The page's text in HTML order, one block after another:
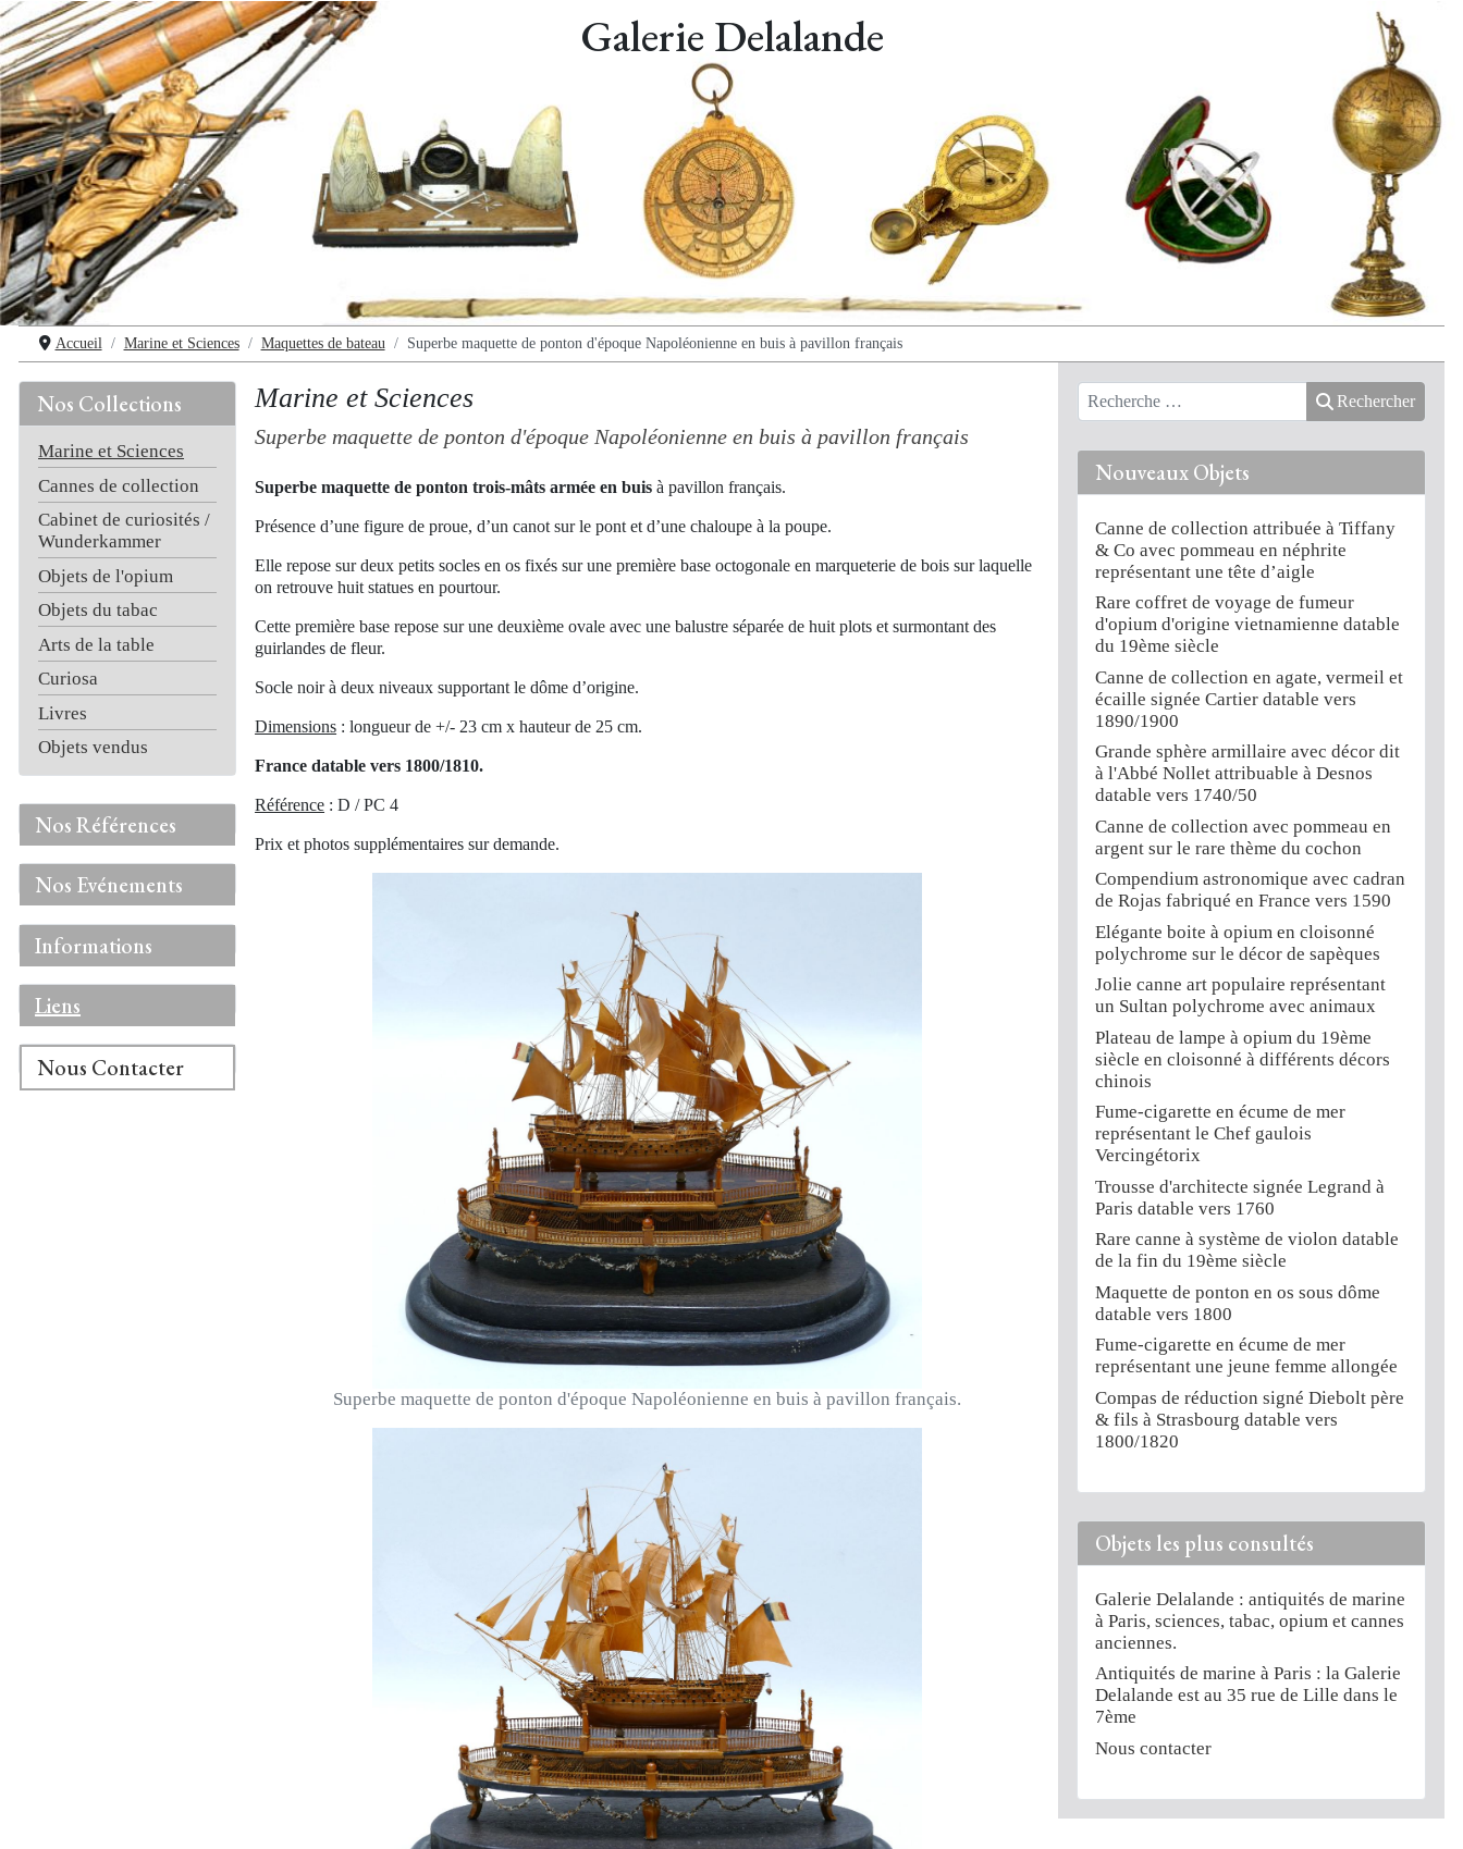
Galerie Delalande
Accueil Marine et Sciences Maquettes de bateau Superbe maquette de ponton d'époque Napoléonienne en buis à pavillon français
Nos Collections
Marine et Sciences
Cannes de collection
Cabinet de curiosités /
Wunderkammer
Objets de l'opium
Objets du tabac
Arts de la table
Curiosa
Livres
Objets vendus
Nos Références
Nos Evénements
Informations
Liens
Nous Contacter
Marine et Sciences
Superbe maquette de ponton d'époque Napoléonienne en buis à pavillon français
Superbe maquette de ponton trois-mâts armée en buis à pavillon français.
Présence d’une figure de proue, d’un canot sur le pont et d’une chaloupe à la poupe.
Elle repose sur deux petits socles en os fixés sur une première base octogonale en marqueterie de bois sur laquelle
on retrouve huit statues en pourtour.
Cette première base repose sur une deuxième ovale avec une balustre séparée de huit plots et surmontant des
guirlandes de fleur.
Socle noir à deux niveaux supportant le dôme d’origine.
Dimensions : longueur de +/- 23 cm x hauteur de 25 cm.
France datable vers 1800/1810.
Référence : D / PC 4
Prix et photos supplémentaires sur demande.
Superbe maquette de ponton d'époque Napoléonienne en buis à pavillon français.
Rechercher
Nouveaux Objets
Canne de collection attribuée à Tiffany
& Co avec pommeau en néphrite
représentant une tête d’aigle
Rare coffret de voyage de fumeur
d'opium d'origine vietnamienne datable
du 19ème siècle
Canne de collection en agate, vermeil et
écaille signée Cartier datable vers
1890/1900
Grande sphère armillaire avec décor dit
à l'Abbé Nollet attribuable à Desnos
datable vers 1740/50
Canne de collection avec pommeau en
argent sur le rare thème du cochon
Compendium astronomique avec cadran
de Rojas fabriqué en France vers 1590
Elégante boite à opium en cloisonné
polychrome sur le décor de sapèques
Jolie canne art populaire représentant
un Sultan polychrome avec animaux
Plateau de lampe à opium du 19ème
siècle en cloisonné à différents décors
chinois
Fume-cigarette en écume de mer
représentant le Chef gaulois
Vercingétorix
Trousse d'architecte signée Legrand à
Paris datable vers 1760
Rare canne à système de violon datable
de la fin du 19ème siècle
Maquette de ponton en os sous dôme
datable vers 1800
Fume-cigarette en écume de mer
représentant une jeune femme allongée
Compas de réduction signé Diebolt père
& fils à Strasbourg datable vers
1800/1820
Objets les plus consultés
Galerie Delalande : antiquités de marine
à Paris, sciences, tabac, opium et cannes
anciennes.
Antiquités de marine à Paris : la Galerie
Delalande est au 35 rue de Lille dans le
7ème
Nous contacter